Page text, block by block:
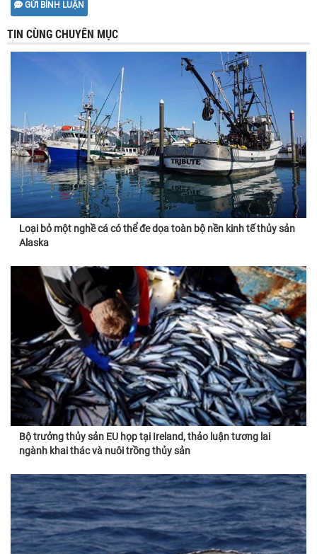
GỬI BÌNH LUẬN
TIN CÙNG CHUYÊN MỤC
Loại bỏ một nghề cá có thể đe dọa toàn bộ nền kinh tế thủy sản
Alaska
Bộ trưởng thủy sản EU họp tại Ireland, thảo luận tương lai
ngành khai thác và nuôi trồng thủy sản